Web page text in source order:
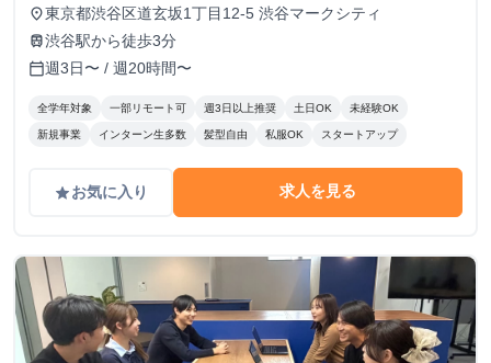
place東京都渋谷区道玄坂1丁目12-5 渋谷マークシティ
train渋谷駅から徒歩3分
calendar_today週3日〜 / 週20時間〜
全学年対象 一部リモート可 週3日以上推奨 土日OK 未経験OK
新規事業 インターン生多数 髪型自由 私服OK スタートアップ
gradeお気に入り 求人を見る